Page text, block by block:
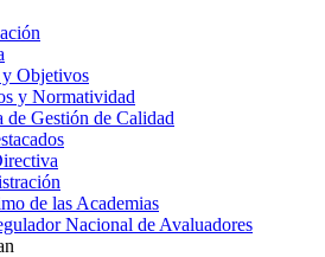
Objetivos
y Normatividad
de Gestión de Calidad
de las Academias
Nacional de Avaluadores